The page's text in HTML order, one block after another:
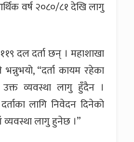
वर्ष २०८०/८१ देखि लागु
दल दर्ता छन् । महाशाखा
भन्नुभयो, “दर्ता कायम रहेका
व्यवस्था लागु हुँदैन ।
लागि निवेदन दिनेको
व्यवस्था लागु हुनेछ ।”